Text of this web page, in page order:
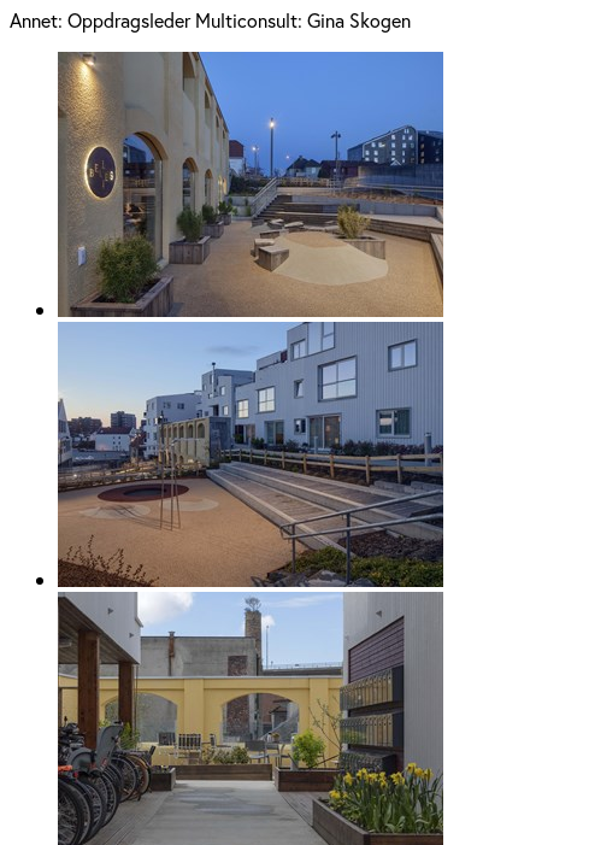
Annet: Oppdragsleder Multiconsult: Gina Skogen